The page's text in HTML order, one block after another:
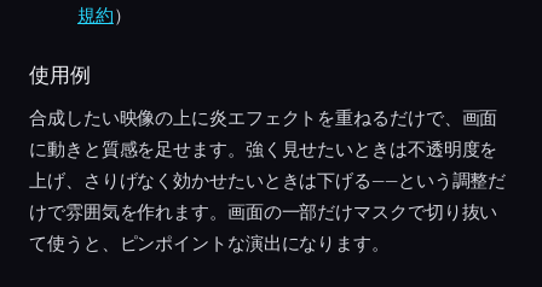
規約）
使用例
合成したい映像の上に炎エフェクトを重ねるだけで、画面
に動きと質感を足せます。強く見せたいときは不透明度を
上げ、さりげなく効かせたいときは下げる——という調整だ
けで雰囲気を作れます。画面の一部だけマスクで切り抜い
て使うと、ピンポイントな演出になります。